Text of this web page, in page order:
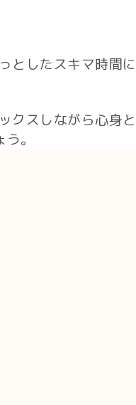
としたスキマ時間に
クスしながら心身と
。